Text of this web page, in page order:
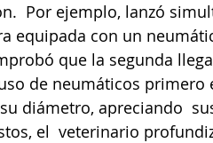
Por ejemplo, lanzó
equipada con un
que la segunda
de neumáticos primero
diámetro, apreciando
el  veterinario